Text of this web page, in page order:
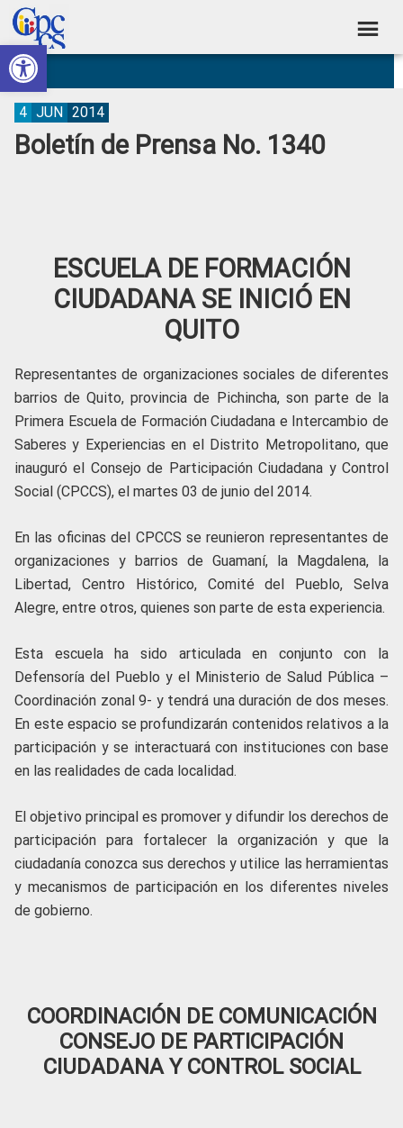
Abrir barra de herramientas
Skip
to
primary
navigation
Skip
to
main
content
Skip
to
primary
sidebar
Skip
to
footer
Consejo
de
Participación
Ciudadana
Construyendo
Poder
Ciudadano
Boletín de Prensa No. 1340
4 JUN 2014
ESCUELA DE FORMACIÓN
CIUDADANA SE INICIÓ EN
QUITO
Representantes de organizaciones sociales de diferentes
barrios de Quito, provincia de Pichincha, son parte de la
Primera Escuela de Formación Ciudadana e Intercambio de
Saberes y Experiencias en el Distrito Metropolitano, que
inauguró el Consejo de Participación Ciudadana y Control
Social (CPCCS), el martes 03 de junio del 2014.
En las oficinas del CPCCS se reunieron representantes de
organizaciones y barrios de Guamaní, la Magdalena, la
Libertad, Centro Histórico, Comité del Pueblo, Selva
Alegre, entre otros, quienes son parte de esta experiencia.
Esta escuela ha sido articulada en conjunto con la
Defensoría del Pueblo y el Ministerio de Salud Pública –
Coordinación zonal 9- y tendrá una duración de dos meses.
En este espacio se profundizarán contenidos relativos a la
participación y se interactuará con instituciones con base
en las realidades de cada localidad.
El objetivo principal es promover y difundir los derechos de
participación para fortalecer la organización y que la
ciudadanía conozca sus derechos y utilice las herramientas
y mecanismos de participación en los diferentes niveles
de gobierno.
COORDINACIÓN DE COMUNICACIÓN
CONSEJO DE PARTICIPACIÓN
CIUDADANA Y CONTROL SOCIAL